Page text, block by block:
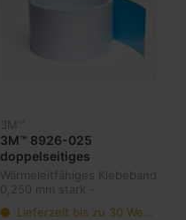
3M™
3M™ 8926-025
doppelseitiges
Klebeband thermisch
leitfähig
Wärmeleitfähiges Klebeband
0,250 mm stark -
Lieferzeit bis zu 30 Werktage